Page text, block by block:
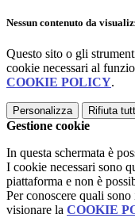
Nessun contenuto da
Questo sito o gli
cookie necessari al
COOKIE POLICY.
Personalizza Rifiuta
Gestione cookie
In questa schermata è
I cookie necessari sono
piattaforma e non è
Per conoscere quali
visionare la COOKIE